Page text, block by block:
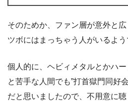
そのためか、ファン層が意外と広
ツボにはまっちゃう人がいるよう
個人的に、ヘビィメタルとかハ
と苦手な人間でも”打首獄門同好
だと思いましたので、不用意に